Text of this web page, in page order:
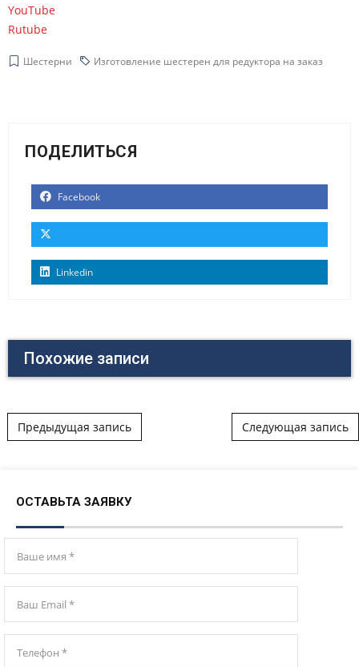
YouTube
Rutube
Шестерни Изготовление шестерен для редуктора на заказ
ПОДЕЛИТЬСЯ
Facebook
Linkedin
Похожие записи
Post navigation
Предыдущая запись Следующая запись
ОСТАВЬТА ЗАЯВКУ